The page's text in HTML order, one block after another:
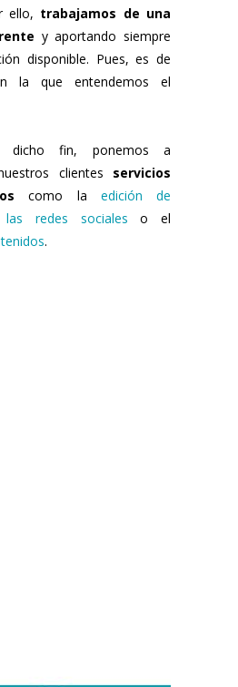
ello, trabajamos de una
y aportando siempre
disponible. Pues, es de
la que entendemos el
dicho fin, ponemos a
clientes servicios
como la edición de
redes sociales o el
.